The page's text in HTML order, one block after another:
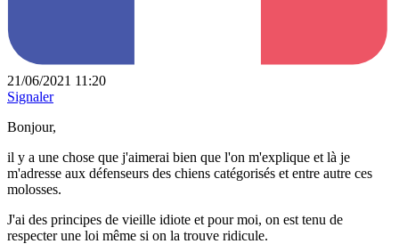
21/06/2021 11:20
Signaler
Bonjour,
il y a une chose que j'aimerai bien que l'on m'explique et là je
m'adresse aux défenseurs des chiens catégorisés et entre autre ces
molosses.
J'ai des principes de vieille idiote et pour moi, on est tenu de
respecter une loi même si on la trouve ridicule.